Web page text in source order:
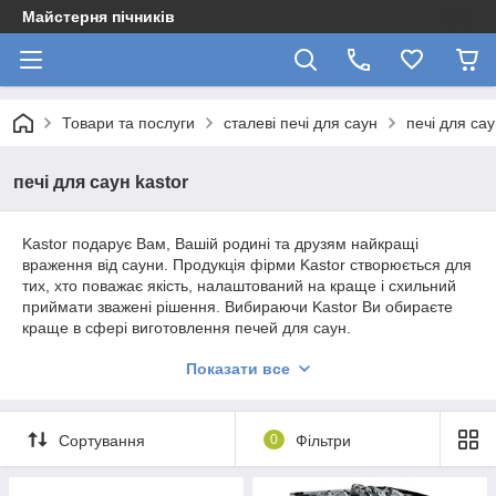
Майстерня пічників
Товари та послуги сталеві печі для саун печі для
печі для саун kastor
Kastor подарує Вам, Вашій родині та друзям найкращі
враження від сауни. Продукція фірми Kastor створюється для
тих, хто поважає якість, налаштований на краще і схильний
приймати зважені рішення. Вибираючи Kastor Ви обираєте
краще в сфері виготовлення печей для саун.
дороговказним вогником. Для фірми Kastor ближче другий
відмовляючись від своїх витоків.
Фірма Kastor - найстаріший з відомих серійних виробників
Показати все
Сортування 0 Фільтри